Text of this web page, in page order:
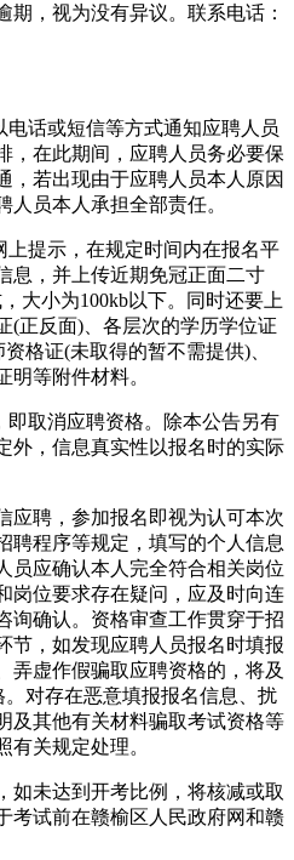
期，视为没有异议。联系电话：
电话或短信等方式通知应聘人员
，在此期间，应聘人员务必要保
，若出现由于应聘人员本人原因
员本人承担全部责任。
上提示，在规定时间内在报名平
息，并上传近期免冠正面二寸
大小为100kb以下。同时还要上
(正反面)、各层次的学历学位证
格证(未取得的暂不需提供)、
明等附件材料。
即取消应聘资格。除本公告另有
外，信息真实性以报名时的实际
应聘，参加报名即视为认可本次
聘程序等规定，填写的个人信息
员应确认本人完全符合相关岗位
岗位要求存在疑问，应及时向连
询确认。资格审查工作贯穿于招
节，如发现应聘人员报名时填报
弄虚作假骗取应聘资格的，将及
对存在恶意填报报名信息、扰
及其他有关材料骗取考试资格等
有关规定处理。
如未达到开考比例，将核减或取
考试前在赣榆区人民政府网和赣